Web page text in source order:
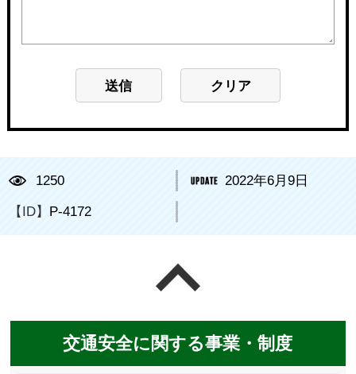
1250 2022年6月9日
【ID】 P-4172
交通安全に関する事業・制度